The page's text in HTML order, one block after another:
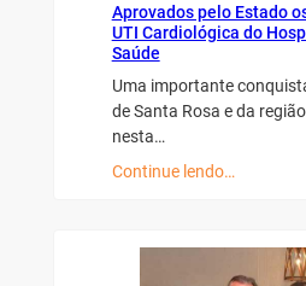
Aprovados pelo Estado
UTI Cardiológica do
Saúde
Uma importante
de Santa Rosa e da
nesta…
Continue lendo…